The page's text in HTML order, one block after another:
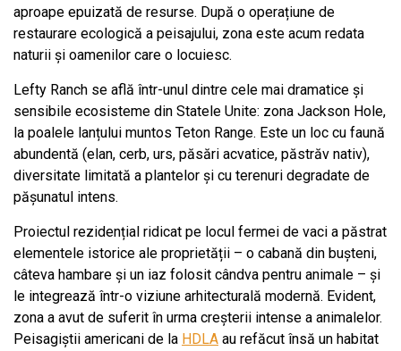
aproape epuizată de resurse. După o operațiune de
restaurare ecologică a peisajului, zona este acum redata
naturii și oamenilor care o locuiesc.
Lefty Ranch se află într-unul dintre cele mai dramatice și
sensibile ecosisteme din Statele Unite: zona Jackson Hole,
la poalele lanțului muntos Teton Range. Este un loc cu faună
abundentă (elan, cerb, urs, păsări acvatice, păstrăv nativ),
diversitate limitată a plantelor și cu terenuri degradate de
pășunatul intens.
Proiectul rezidențial ridicat pe locul fermei de vaci a păstrat
elementele istorice ale proprietății – o cabană din bușteni,
câteva hambare și un iaz folosit cândva pentru animale – și
le integrează într-o viziune arhitecturală modernă. Evident,
zona a avut de suferit în urma creșterii intense a animalelor.
Peisagiștii americani de la HDLA au refăcut însă un habitat